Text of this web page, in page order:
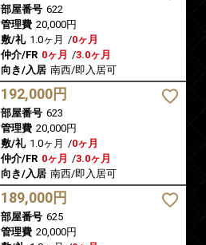
部屋番号 622
管理費 20,000円
敷/礼 1.0ヶ月 /0ヶ月
仲介/FR 0ヶ月 /3.0ヶ月
向き/入居 南西/即入居可
192,000円
部屋番号 623
管理費 20,000円
敷/礼 1.0ヶ月 /0ヶ月
仲介/FR 0ヶ月 /3.0ヶ月
向き/入居 南西/即入居可
189,000円
部屋番号 625
管理費 20,000円